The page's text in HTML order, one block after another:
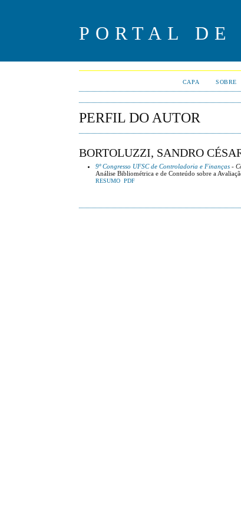
PORTAL DE
CAPA SOBRE
PERFIL DO AUTOR
BORTOLUZZI, SANDRO
9º Congresso UFSC de Controladoria e Finanças -
Análise Bibliométrica e de Conteúdo sobre a
RESUMO PDF